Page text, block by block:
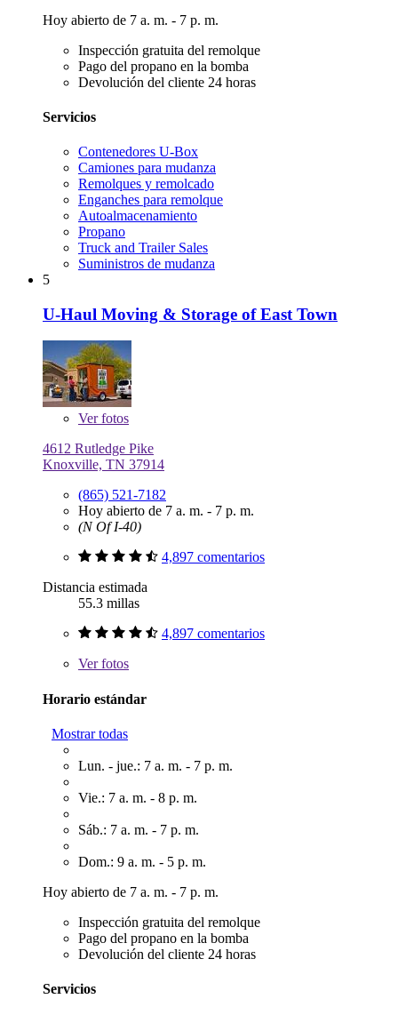
Hoy abierto de 7 a. m. - 7 p. m.
Inspección gratuita del remolque
Pago del propano en la bomba
Devolución del cliente 24 horas
Servicios
Contenedores U-Box
Camiones para mudanza
Remolques y remolcado
Enganches para remolque
Autoalmacenamiento
Propano
Truck and Trailer Sales
Suministros de mudanza
5
U-Haul Moving & Storage of East Town
Verfotos
4612 Rutledge Pike
Knoxville, TN 37914
(865) 521-7182
Hoy abierto de 7 a. m. - 7 p. m.
(N Of I-40)
4,897 comentarios
Distancia estimada
55.3 millas
4,897 comentarios
Verfotos
Horario estándar
Mostrar todas
Lun. - jue.: 7 a. m. - 7 p. m.
Vie.: 7 a. m. - 8 p. m.
Sáb.: 7 a. m. - 7 p. m.
Dom.: 9 a. m. - 5 p. m.
Hoy abierto de 7 a. m. - 7 p. m.
Inspección gratuita del remolque
Pago del propano en la bomba
Devolución del cliente 24 horas
Servicios